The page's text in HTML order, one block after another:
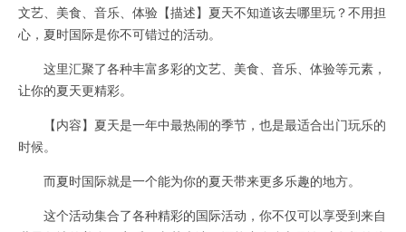
文艺、美食、音乐、体验【描述】夏天不知道该去哪里玩？不用担
心，夏时国际是你不可错过的活动。
这里汇聚了各种丰富多彩的文艺、美食、音乐、体验等元素，
让你的夏天更精彩。
【内容】夏天是一年中最热闹的季节，也是最适合出门玩乐的
时候。
而夏时国际就是一个能为你的夏天带来更多乐趣的地方。
这个活动集合了各种精彩的国际活动，你不仅可以享受到来自